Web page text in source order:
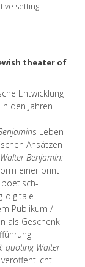
setting |
theater of
Entwicklung
den Jahren
s Leben
Ansätzen
Benjamin:
einer print
digitale
Publikum /
als Geschenk
quoting Walter